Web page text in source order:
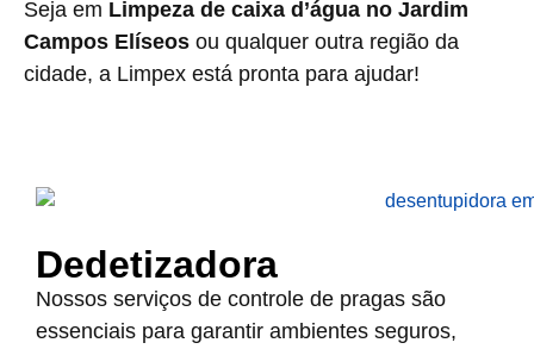
Seja em Limpeza de caixa d’água no Jardim
Campos Elíseos ou qualquer outra região da
cidade, a Limpex está pronta para ajudar!
Dedetizadora
Nossos serviços de controle de pragas são
essenciais para garantir ambientes seguros,